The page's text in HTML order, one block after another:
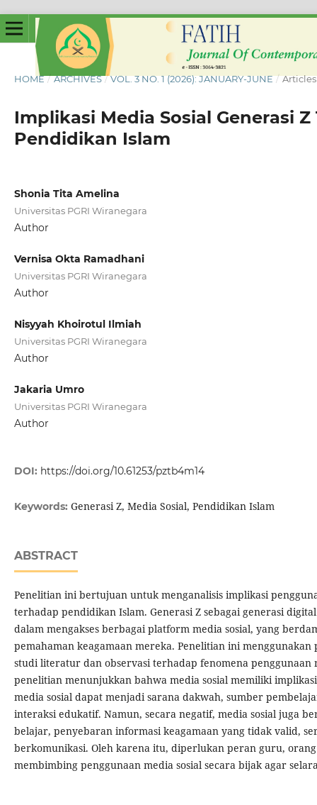
HOME / ARCHIVES / VOL. 3 NO. 1 (2026): JANUARY-JUNE / Articles
Implikasi Media Sosial Generasi Z
Pendidikan Islam
Shonia Tita Amelina
Universitas PGRI Wiranegara
Author
Vernisa Okta Ramadhani
Universitas PGRI Wiranegara
Author
Nisyyah Khoirotul Ilmiah
Universitas PGRI Wiranegara
Author
Jakaria Umro
Universitas PGRI Wiranegara
Author
DOI: https://doi.org/10.61253/pztb4m14
Keywords: Generasi Z, Media Sosial, Pendidikan Islam
ABSTRACT
Penelitian ini bertujuan untuk menganalisis implikasi
terhadap pendidikan Islam. Generasi Z sebagai generasi
dalam mengakses berbagai platform media sosial, yang
pemahaman keagamaan mereka. Penelitian ini
studi literatur dan observasi terhadap fenomena penggunaan
penelitian menunjukkan bahwa media sosial memiliki
media sosial dapat menjadi sarana dakwah, sumber
interaksi edukatif. Namun, secara negatif, media sosial juga
belajar, penyebaran informasi keagamaan yang tidak valid,
berkomunikasi. Oleh karena itu, diperlukan peran guru,
membimbing penggunaan media sosial secara bijak agar